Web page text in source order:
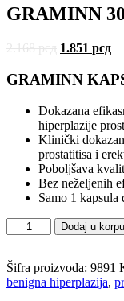
GRAMINN
2.168рсд 1.851 рсд
GRAMINN
Dokazana
hiperplazije
Klinički
prostatitisa i
Poboljšava
Bez neželjenih
Samo 1 kapsula
Dodaj u korpu
Šifra proizvoda: 9891
benigna hiperplazija,